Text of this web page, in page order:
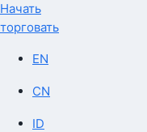
Начать
торговать
EN
CN
ID